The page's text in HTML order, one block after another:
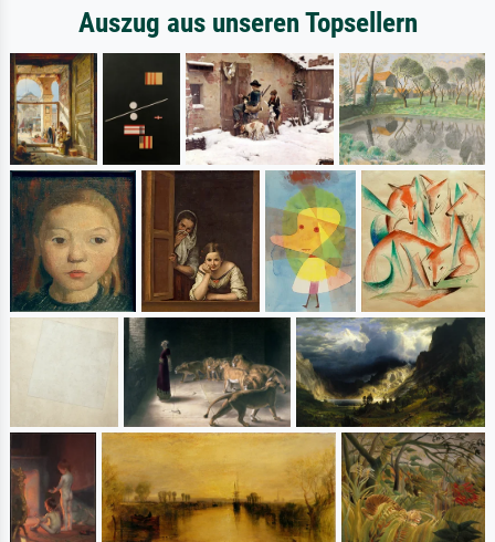
Auszug aus unseren Topsellern